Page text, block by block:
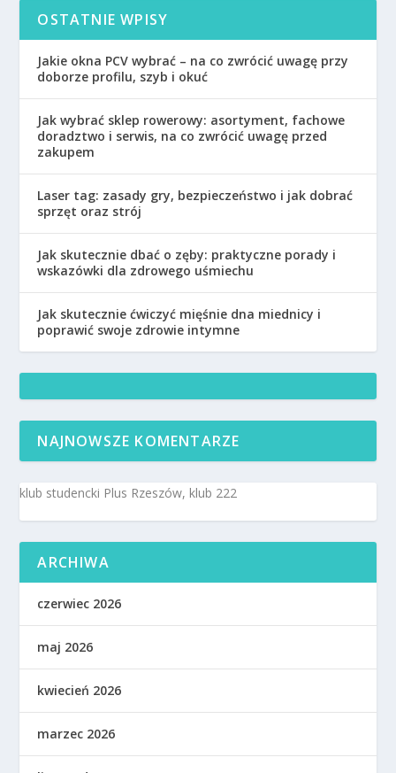
OSTATNIE WPISY
Jakie okna PCV wybrać – na co zwrócić uwagę przy
doborze profilu, szyb i okuć
Jak wybrać sklep rowerowy: asortyment, fachowe
doradztwo i serwis, na co zwrócić uwagę przed
zakupem
Laser tag: zasady gry, bezpieczeństwo i jak dobrać
sprzęt oraz strój
Jak skutecznie dbać o zęby: praktyczne porady i
wskazówki dla zdrowego uśmiechu
Jak skutecznie ćwiczyć mięśnie dna miednicy i
poprawić swoje zdrowie intymne
NAJNOWSZE KOMENTARZE
klub studencki Plus Rzeszów, klub 222
ARCHIWA
czerwiec 2026
maj 2026
kwiecień 2026
marzec 2026